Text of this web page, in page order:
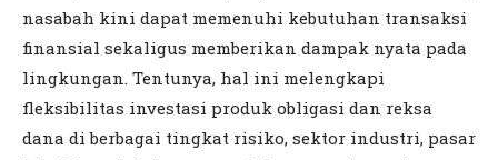
nasabah kini dapat memenuhi kebutuhan transaksi
finansial sekaligus memberikan dampak nyata pada
lingkungan. Tentunya, hal ini melengkapi
fleksibilitas investasi produk obligasi dan reksa
dana di berbagai tingkat risiko, sektor industri, pasar